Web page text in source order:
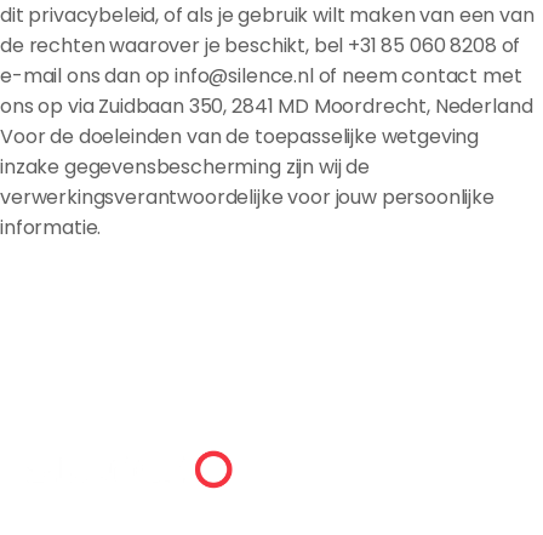
dit privacybeleid, of als je gebruik wilt maken van een van
de rechten waarover je beschikt, bel +31 85 060 8208 of
e-mail ons dan op info@silence.nl of neem contact met
ons op via Zuidbaan 350, 2841 MD Moordrecht, Nederland
Voor de doeleinden van de toepasselijke wetgeving
inzake gegevensbescherming zijn wij de
verwerkingsverantwoordelijke voor jouw persoonlijke
informatie.